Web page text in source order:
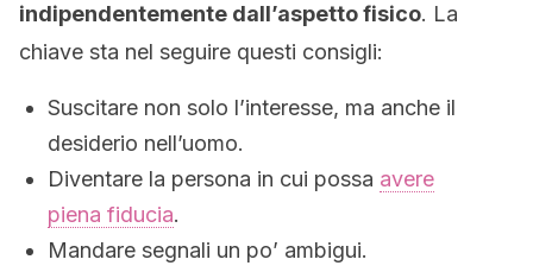
indipendentemente dall’aspetto fisico. La
chiave sta nel seguire questi consigli:
Suscitare non solo l’interesse, ma anche il
desiderio nell’uomo.
Diventare la persona in cui possa avere
piena fiducia.
Mandare segnali un po’ ambigui.